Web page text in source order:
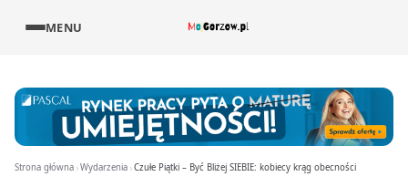
MENU
Strona główna Wydarzenia Czułe Piątki – Być Bliżej SIEBIE: kobiecy krąg obecności